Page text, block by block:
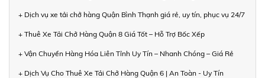
+ Dịch vụ xe tải chở hàng Quận Bình Thạnh giá rẻ, uy tín, phục vụ 24/7
+ Thuê Xe Tải Chở Hàng Quận 8 Giá Tốt – Hỗ Trợ Bốc Xếp
+ Vận Chuyển Hàng Hóa Liên Tỉnh Uy Tín – Nhanh Chóng – Giá Rẻ
+ Dịch Vụ Cho Thuê Xe Tải Chở Hàng Quận 6 | An Toàn - Uy Tín